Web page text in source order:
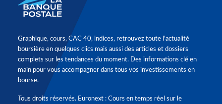
Graphique, cours, CAC 40, indices, retrouvez toute l'actualité
boursière en quelques clics mais aussi des articles et dossiers
complets sur les tendances du moment. Des informations clé en
main pour vous accompagner dans tous vos investissements en
bourse.
Tous droits réservés. Euronext : Cours en temps réel sur le